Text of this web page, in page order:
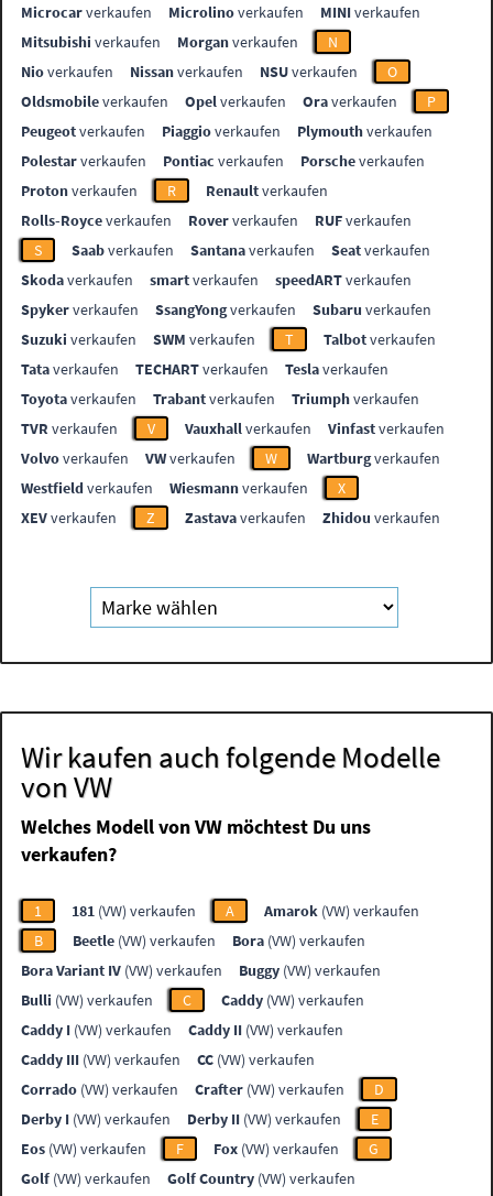
Microcarverkaufen Microlinoverkaufen MINIverkaufen
Mitsubishi verkaufen Morganverkaufen
N
Nioverkaufen Nissanverkaufen NSUverkaufen
O
Oldsmobileverkaufen Opelverkaufen Oraverkaufen
P
Peugeotverkaufen Piaggioverkaufen Plymouthverkaufen
Polestarverkaufen Pontiac verkaufen Porscheverkaufen
Protonverkaufen R Renaultverkaufen
Rolls-Royceverkaufen Roververkaufen RUFverkaufen
S
Saabverkaufen Santanaverkaufen Seatverkaufen
Skodaverkaufen smartverkaufen speedARTverkaufen
Spykerverkaufen SsangYongverkaufen Subaru verkaufen
Suzuki verkaufen SWM verkaufen T Talbotverkaufen
Tataverkaufen TECHARTverkaufen Teslaverkaufen
Toyotaverkaufen Trabantverkaufen Triumphverkaufen
TVR verkaufen V Vauxhallverkaufen Vinfastverkaufen
Volvoverkaufen VWverkaufen W Wartburgverkaufen
Westfieldverkaufen Wiesmannverkaufen
X
XEVverkaufen Z Zastavaverkaufen Zhidou verkaufen
Wir kaufen auch folgende Modelle
von VW
Welches Modell von VW möchtest Du uns
verkaufen?
1 181 (VW) verkaufen A Amarok (VW) verkaufen
B
Beetle (VW) verkaufen Bora (VW) verkaufen
Bora Variant IV (VW) verkaufen Buggy (VW) verkaufen
Bulli (VW) verkaufen C Caddy (VW) verkaufen
Caddy I (VW) verkaufen Caddy II (VW) verkaufen
Caddy III (VW) verkaufen CC (VW) verkaufen
Corrado (VW) verkaufen Crafter (VW) verkaufen
D
Derby I (VW) verkaufen Derby II (VW) verkaufen
E
Eos (VW) verkaufen F Fox (VW) verkaufen
G
Golf (VW) verkaufen Golf Country (VW) verkaufen